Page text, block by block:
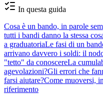
In questa guida
Cosa è un bando, in parole
tutti i bandi danno la stessa
a graduatoriaLe fasi di un
arrivano davvero i soldi: il
"tetto" da conoscereLa
agevolazioni?Gli errori che
farsi aiutare?Come muoversi,
riferimento